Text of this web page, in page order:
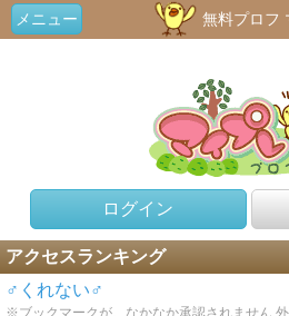
メニュー 無料プロフ
ログイン
アクセスランキング
♂くれない♂
※ブックマークが、なかなか承認されません